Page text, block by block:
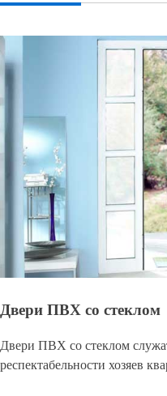
Двери ПВХ со стеклом
Двери ПВХ со стеклом
респектабельности хозяев